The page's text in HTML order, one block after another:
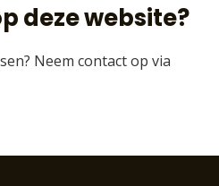
deze website?
Neem contact op via